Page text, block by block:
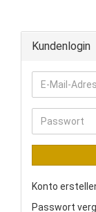
Kundenlogin
E-
Mail-
Adresse
Passwort
Konto
Passwort